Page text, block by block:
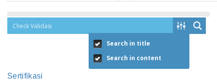
Sertifikasi
Search in title
Search in content